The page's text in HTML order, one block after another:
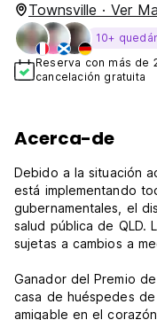
Townsville · Ver
10+
Reserva con más de
cancelación gratuita
Acerca-de
Debido a la situación
está implementando
gubernamentales, el
salud pública de QLD.
sujetas a cambios a
Ganador del Premio
casa de huéspedes
amigable en el